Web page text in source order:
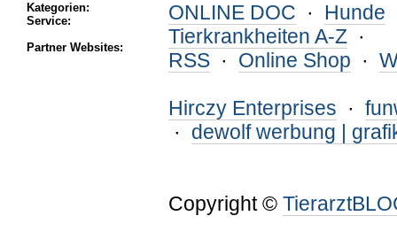
Kategorien:
Service:
Partner Websites:
ONLINE DOC · Hunde
Tierkrankheiten A-Z ·
RSS · Online Shop ·
Hirczy Enterprises ·
· dewolf werbung |
Copyright ©